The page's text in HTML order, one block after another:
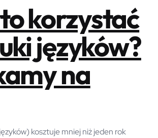
korzystać
języków?
na
kosztuje mniej niż jeden rok